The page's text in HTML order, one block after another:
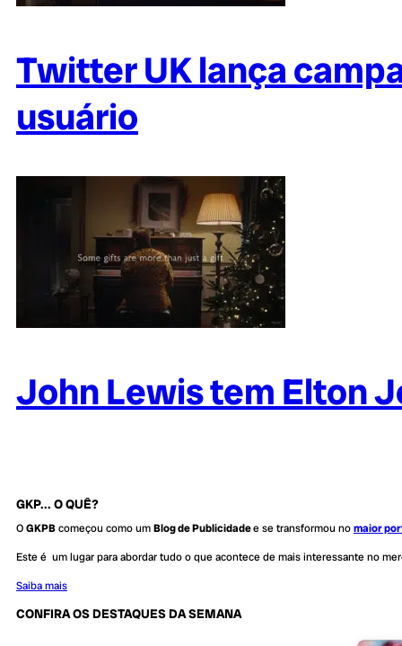
Twitter UK lança
usuário
John Lewis tem Elton
GKP... O QUÊ?
OGKPBcomeçou como umBlog de Publicidadee se transformou nomaior
Este é um lugar para abordar tudo o que acontece de mais interessante no
Saiba mais
CONFIRA OS DESTAQUES DA SEMANA